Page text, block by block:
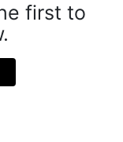
first to